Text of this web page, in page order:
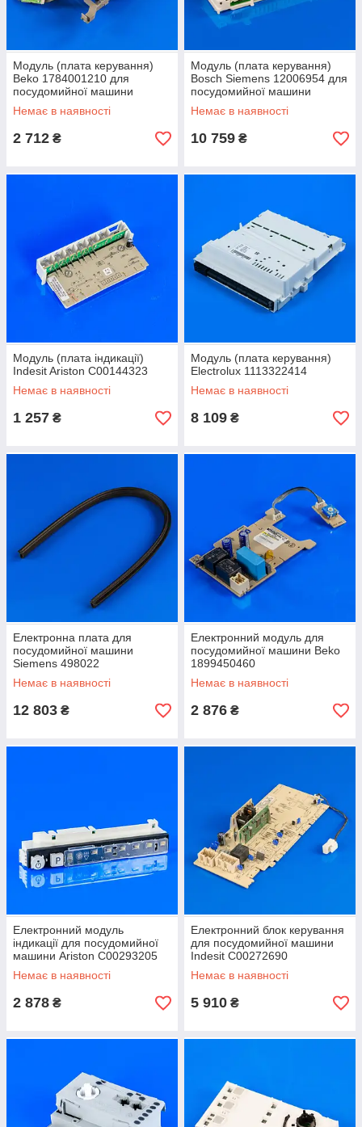
Модуль (плата керування)
Beko 1784001210 для
посудомийної машини
Немає в наявності
2 712 ₴
Модуль (плата керування)
Bosch Siemens 12006954 для
посудомийної машини
Немає в наявності
10 759 ₴
Модуль (плата індикації)
Indesit Ariston C00144323
Немає в наявності
1 257 ₴
Модуль (плата керування)
Electrolux 1113322414
Немає в наявності
8 109 ₴
Електронна плата для
посудомийної машини
Siemens 498022
Немає в наявності
12 803 ₴
Електронний модуль для
посудомийної машини Beko
1899450460
Немає в наявності
2 876 ₴
Електронний модуль
індикації для посудомийної
машини Ariston C00293205
Немає в наявності
2 878 ₴
Електронний блок керування
для посудомийної машини
Indesit C00272690
Немає в наявності
5 910 ₴